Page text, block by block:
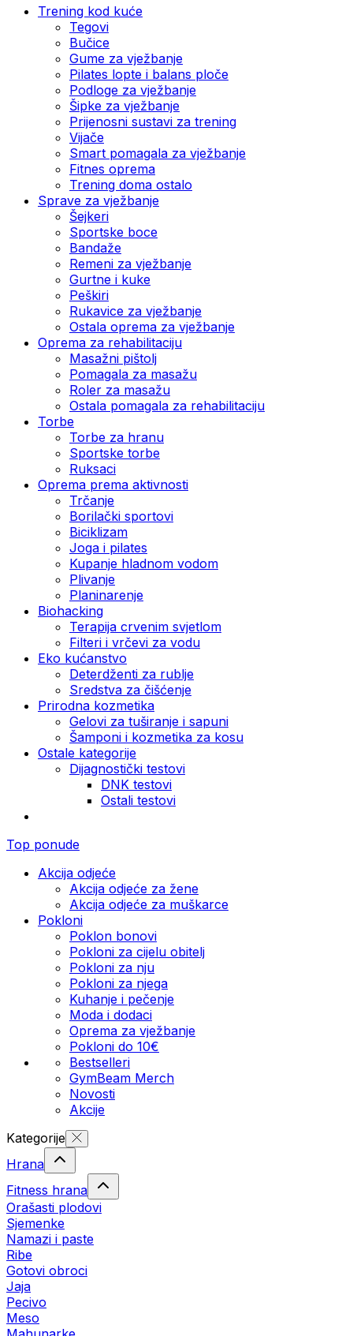
Trening kod kuće
Tegovi
Bučice
Gume za vježbanje
Pilates lopte i balans ploče
Podloge za vježbanje
Šipke za vježbanje
Prijenosni sustavi za trening
Vijače
Smart pomagala za vježbanje
Fitnes oprema
Trening doma ostalo
Sprave za vježbanje
Šejkeri
Sportske boce
Bandaže
Remeni za vježbanje
Gurtne i kuke
Peškiri
Rukavice za vježbanje
Ostala oprema za vježbanje
Oprema za rehabilitaciju
Masažni pištolj
Pomagala za masažu
Roler za masažu
Ostala pomagala za rehabilitaciju
Torbe
Torbe za hranu
Sportske torbe
Ruksaci
Oprema prema aktivnosti
Trčanje
Borilački sportovi
Biciklizam
Joga i pilates
Kupanje hladnom vodom
Plivanje
Planinarenje
Biohacking
Terapija crvenim svjetlom
Filteri i vrčevi za vodu
Eko kućanstvo
Deterdženti za rublje
Sredstva za čišćenje
Prirodna kozmetika
Gelovi za tuširanje i sapuni
Šamponi i kozmetika za kosu
Ostale kategorije
Dijagnostički testovi
DNK testovi
Ostali testovi
Top ponude
Akcija odjeće
Akcija odjeće za žene
Akcija odjeće za muškarce
Pokloni
Poklon bonovi
Pokloni za cijelu obitelj
Pokloni za nju
Pokloni za njega
Kuhanje i pečenje
Moda i dodaci
Oprema za vježbanje
Pokloni do 10€
Bestselleri
GymBeam Merch
Novosti
Akcije
Kategorije
Hrana
Fitness hrana
Orašasti plodovi
Sjemenke
Namazi i paste
Ribe
Gotovi obroci
Jaja
Pecivo
Meso